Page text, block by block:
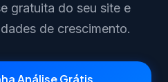
gratuita do seu site e
de crescimento.
Análise Grátis